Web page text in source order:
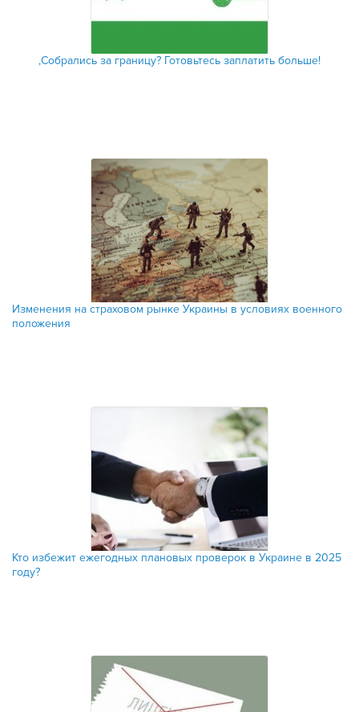
‚Собрались за границу? Готовьтесь заплатить больше!
Изменения на страховом рынке Украины в условиях военного
положения
Кто избежит ежегодных плановых проверок в Украине в 2025
году?